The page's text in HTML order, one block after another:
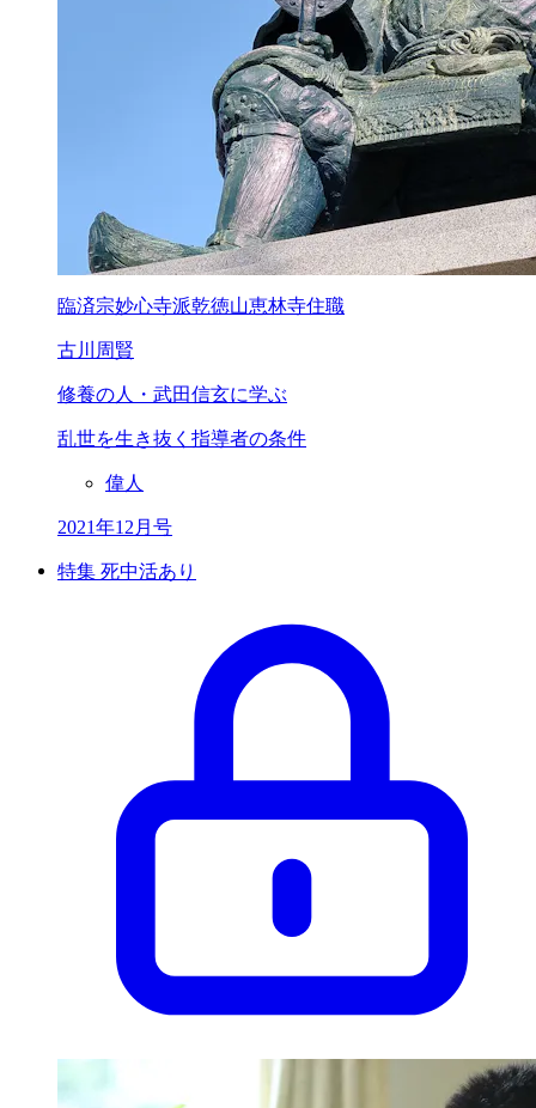
臨済宗妙心寺派乾徳山恵林寺住職
古川周賢
修養の人・武田信玄に学ぶ
乱世を生き抜く指導者の条件
偉人
2021年12月号
特集 死中活あり